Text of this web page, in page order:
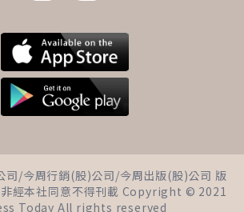
2026帶狀皰疹疫苗補助再加碼！
北市「這族群」免費打…防皮蛇
神經痛、降失智20％｜16縣市資
司/今周行銷(股)公司/今周出版(股)公司 版
非經本社同意不得刊載 Copyright © 2021
Today All rights reserved